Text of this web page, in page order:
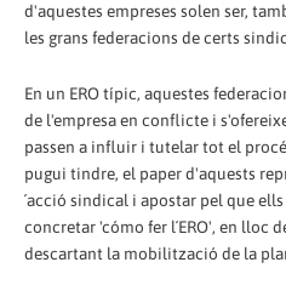
d'aquestes empreses solen ser,
les grans federacions de certs
En un ERO típic, aquestes
de l'empresa en conflicte i
passen a influir i tutelar tot el
pugui tindre, el paper d'aquests
´acció sindical i apostar pel que
concretar 'cómo fer l´ERO', en lloc
descartant la mobilització de la